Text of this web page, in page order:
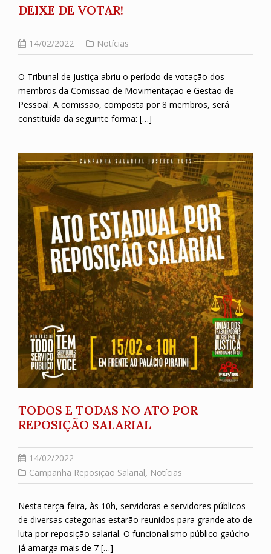
DEIXE DE VOTAR!
14/02/2022 Notícias
O Tribunal de Justiça abriu o período de votação dos
membros da Comissão de Movimentação e Gestão de
Pessoal. A comissão, composta por 8 membros, será
constituída da seguinte forma: […]
TODOS E TODAS NO ATO POR
REPOSIÇÃO SALARIAL
14/02/2022
Campanha Reposição Salarial, Notícias
Nesta terça-feira, às 10h, servidoras e servidores públicos
de diversas categorias estarão reunidos para grande ato de
luta por reposição salarial. O funcionalismo público gaúcho
já amarga mais de 7 […]